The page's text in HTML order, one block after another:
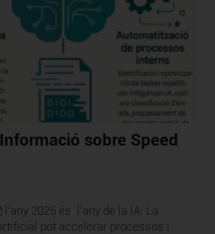
sobre Speed
l’any 2025 és l’any de la IA: La
pot accelerar processos i